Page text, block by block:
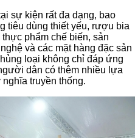
sự kiện rất đa dạng, bao
tiêu dùng thiết yếu, rượu bia
phẩm chế biến, sản
và các mặt hàng đặc sản
loại không chỉ đáp ứng
dân có thêm nhiều lựa
truyền thống.